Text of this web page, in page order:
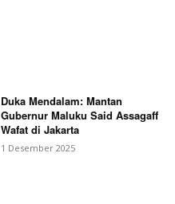
Duka Mendalam: Mantan
Gubernur Maluku Said Assagaff
Wafat di Jakarta
1 Desember 2025